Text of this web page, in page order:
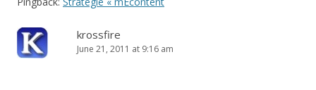
krossfire
June 21, 2011 at 9:16 am